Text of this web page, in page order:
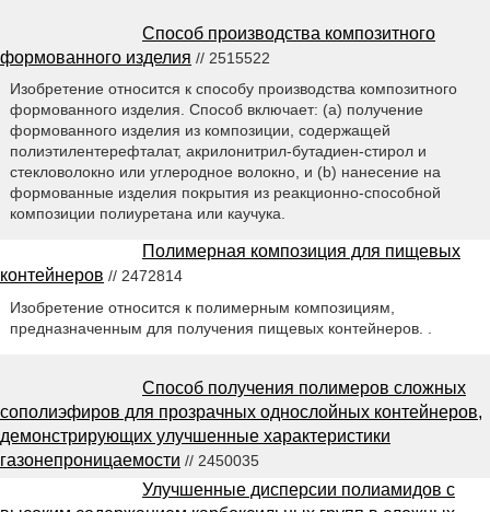
Способ производства композитного
формованного изделия // 2515522
Изобретение относится к способу производства композитного
формованного изделия. Способ включает: (а) получение
формованного изделия из композиции, содержащей
полиэтилентерефталат, акрилонитрил-бутадиен-стирол и
стекловолокно или углеродное волокно, и (b) нанесение на
формованные изделия покрытия из реакционно-способной
композиции полиуретана или каучука.
Полимерная композиция для пищевых
контейнеров // 2472814
Изобретение относится к полимерным композициям,
предназначенным для получения пищевых контейнеров. .
Способ получения полимеров сложных
сополиэфиров для прозрачных однослойных контейнеров,
демонстрирующих улучшенные характеристики
газонепроницаемости // 2450035
Улучшенные дисперсии полиамидов с